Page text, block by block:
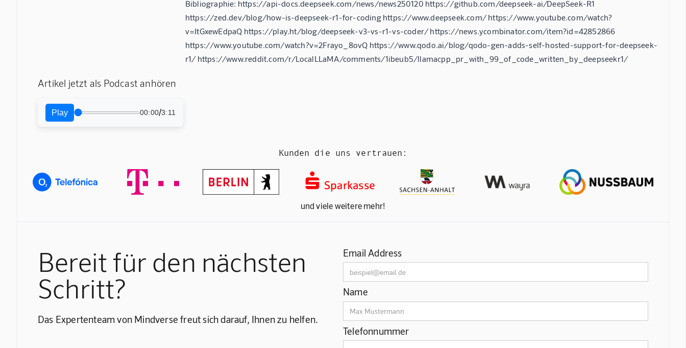
Bibliographie: https://api-docs.deepseek.com/news/news250120 https://github.com/deepseek-ai/DeepSeek-R1
https://zed.dev/blog/how-is-deepseek-r1-for-coding https://www.deepseek.com/ https://www.youtube.com/watch?
v=ItGxewEdpaQ https://play.ht/blog/deepseek-v3-vs-r1-vs-coder/ https://news.ycombinator.com/item?id=42852866
https://www.youtube.com/watch?v=2Frayo_8ovQ https://www.qodo.ai/blog/qodo-gen-adds-self-hosted-support-for-deepseek-
r1/ https://www.reddit.com/r/LocalLLaMA/comments/1ibeub5/llamacpp_pr_with_99_of_code_written_by_deepseekr1/
Artikel jetzt als Podcast anhören
Play 00:00/3:11
Kunden die uns vertrauen:
und viele weitere mehr!
Bereit für den nächsten
Schritt?
Das Expertenteam von Mindverse freut sich darauf, Ihnen zu helfen.
Email Address
Name
Telefonnummer